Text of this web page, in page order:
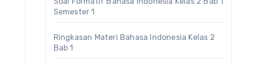
Semester 1
Ringkasan Materi Bahasa Indonesia Kelas 2
Bab 1